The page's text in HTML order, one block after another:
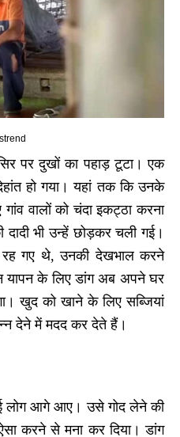
पर दुखों का पहाड़ टूटा। एक
हो गया। यहां तक कि उनके
वालों को चंदा इकट्ठा करना
भी उन्हें छोड़कर चली गई।
गए थे, उनकी देखभाल करने
यापन के लिए डांग अब अपने घर
खुद को खाने के लिए सब्जियां
देने में मदद कर देते हैं।
लोग आगे आए। उसे गोद लेने की
करने से मना कर दिया। डांग